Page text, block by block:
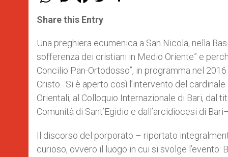
t
s
p
p
s
e
g
e
r
e
b
o
k
r
Share this Entry
Una preghiera ecumenica a San Nicola, nella
sofferenza dei cristiani in Medio Oriente” e
Concilio Pan-Ortodosso”, in programma nel
Cristo. Si è aperto così l’intervento del
Orientali, al Colloquio Internazionale di Bari, dal
Comunità di Sant’Egidio e dall’arcidiocesi di
Il discorso del porporato – riportato
curioso, ovvero il luogo in cui si svolge l’evento: